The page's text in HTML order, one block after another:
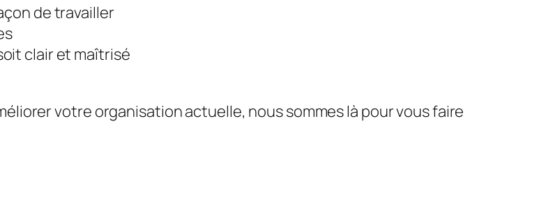
de travailler
clair et maîtrisé
votre organisation actuelle, nous sommes là pour vous faire